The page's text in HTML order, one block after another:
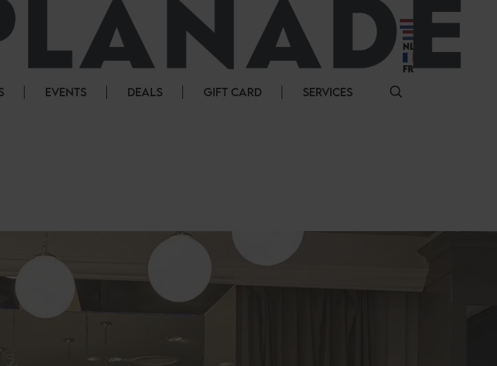
NL
FR
EVENTS DEALS GIFT CARD SERVICES